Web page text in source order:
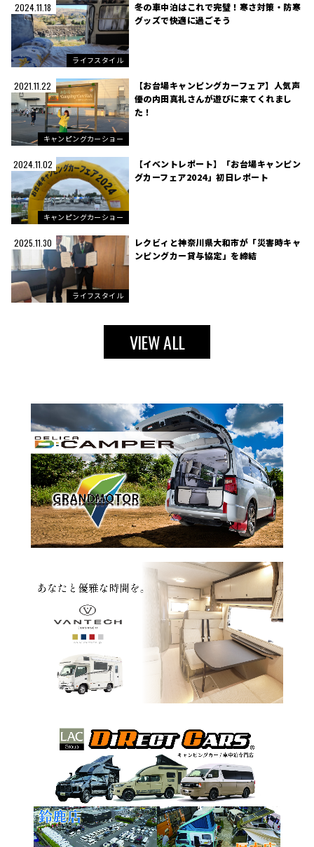
2024.11.18
ライフスタイル
冬の車中泊はこれで完璧！寒さ対策・防寒
グッズで快適に過ごそう
2021.11.22
キャンピングカーショー
【お台場キャンピングカーフェア】人気声
優の内田真礼さんが遊びに来てくれまし
た！
2024.11.02
キャンピングカーショー
【イベントレポート】「お台場キャンピン
グカーフェア2024」初日レポート
2025.11.30
ライフスタイル
レクビィと神奈川県大和市が「災害時キャ
ンピングカー貸与協定」を締結
VIEW ALL